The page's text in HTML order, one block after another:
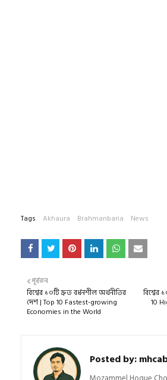
Tags Akhaura Brahmanbaria News
বিশ্বের
10
পূর্বতন
বিশ্বের ১০টি দ্রুত বর্ধনশীল অর্থনীতির
দেশ | Top 10 Fastest-growing
Economies in the World
Posted by: